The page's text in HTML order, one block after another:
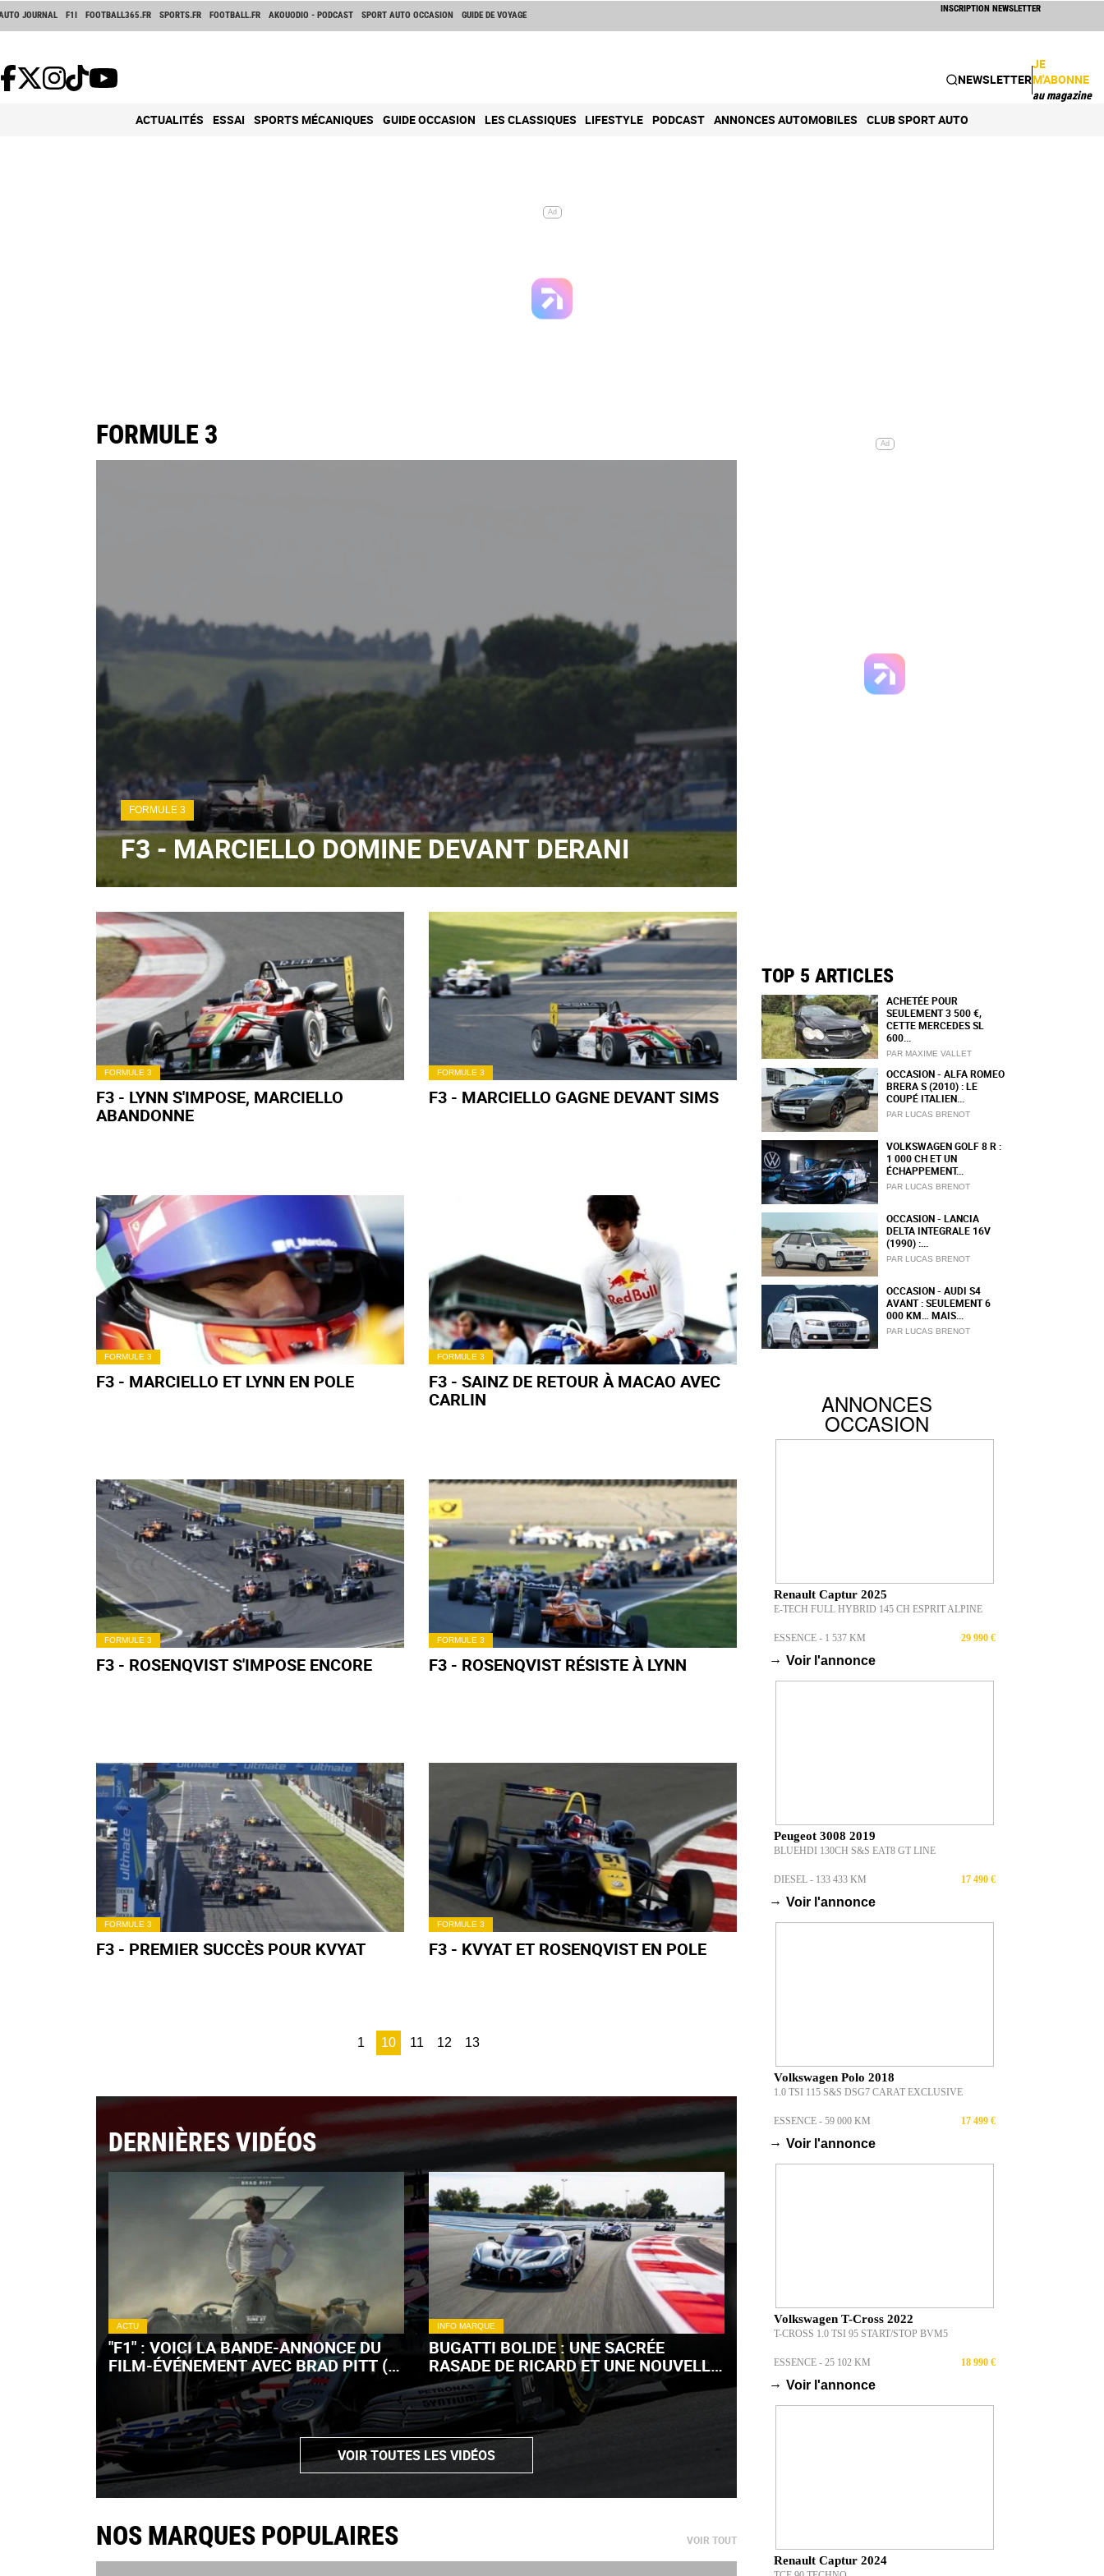
JOURNAL F1I FOOTBALL365.FR SPORTS.FR FOOTBALL.FR AKOUODIO - PODCAST SPORT AUTO OCCASION GUIDE DE VOYAGE
INSCRIPTION NEWSLETTER
NEWSLETTER
JE
M'ABONNE
au magazine
ACTUALITÉS ESSAI SPORTS MÉCANIQUES GUIDE OCCASION LES CLASSIQUES LIFESTYLE PODCAST ANNONCES AUTOMOBILES CLUB SPORT AUTO
FORMULE 3
FORMULE 3
F3 - MARCIELLO DOMINE DEVANT DERANI
FORMULE 3
F3 - LYNN S'IMPOSE, MARCIELLO
ABANDONNE
FORMULE 3
F3 - MARCIELLO GAGNE DEVANT SIMS
FORMULE 3
F3 - MARCIELLO ET LYNN EN POLE
FORMULE 3
F3 - SAINZ DE RETOUR À MACAO AVEC
CARLIN
FORMULE 3
F3 - ROSENQVIST S'IMPOSE ENCORE
FORMULE 3
F3 - ROSENQVIST RÉSISTE À LYNN
FORMULE 3
F3 - PREMIER SUCCÈS POUR KVYAT
FORMULE 3
F3 - KVYAT ET ROSENQVIST EN POLE
1 10 11 12 13
DERNIÈRES VIDÉOS
ACTU
"F1" : VOICI LA BANDE-ANNONCE DU
FILM-ÉVÉNEMENT AVEC BRAD PITT (+
INFO MARQUE
BUGATTI BOLIDE : UNE SACRÉE
RASADE DE RICARD ET UNE NOUVELLE
LIVRÉE ! (+ VIDÉO)
VOIR TOUTES LES VIDÉOS
NOS MARQUES POPULAIRES VOIR TOUT
TOP 5 ARTICLES
ACHETÉE POUR
SEULEMENT 3 500 €,
CETTE MERCEDES SL
600...
PAR MAXIME VALLET
OCCASION - ALFA ROMEO
BRERA S (2010) : LE
COUPÉ ITALIEN...
PAR LUCAS BRENOT
VOLKSWAGEN GOLF 8 R :
1 000 CH ET UN
ÉCHAPPEMENT...
PAR LUCAS BRENOT
OCCASION - LANCIA
DELTA INTEGRALE 16V
(1990) :...
PAR LUCAS BRENOT
OCCASION - AUDI S4
AVANT : SEULEMENT 6
000 KM… MAIS...
PAR LUCAS BRENOT
ANNONCES
OCCASION
Renault Captur 2025
E-TECH FULL HYBRID 145 CH ESPRIT ALPINE
ESSENCE - 1 537 KM 29 990 €
→ Voir l'annonce
Peugeot 3008 2019
BLUEHDI 130CH S&S EAT8 GT LINE
DIESEL - 133 433 KM 17 490 €
→ Voir l'annonce
Volkswagen Polo 2018
1.0 TSI 115 S&S DSG7 CARAT EXCLUSIVE
ESSENCE - 59 000 KM 17 499 €
→ Voir l'annonce
Volkswagen T-Cross 2022
T-CROSS 1.0 TSI 95 START/STOP BVM5
ESSENCE - 25 102 KM 18 990 €
→ Voir l'annonce
Renault Captur 2024